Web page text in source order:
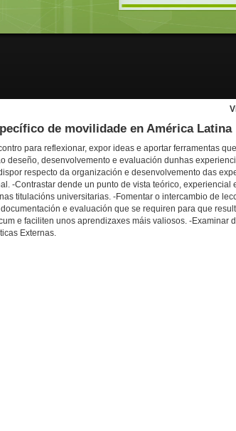
de movilidade en América Latina
para reflexionar, expor ideas e aportar ferramentas
deseño, desenvolvemento e evaluación dunhas
respecto da organización e desenvolvemento das
-Contrastar dende un punto de vista teórico, experiencial
titulacións universitarias. -Fomentar o intercambio de
e evaluación que se requiren para que
e faciliten unos aprendizaxes máis valiosos. -Examinar
Externas.